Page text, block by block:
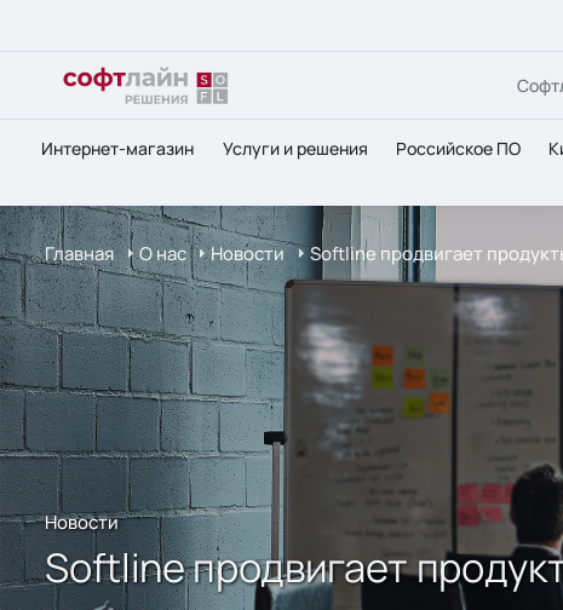
Интернет-магазин Услуги и решения Российское ПО
Главная О нас Новости Softline продвигает
Новости
Softline продвигает